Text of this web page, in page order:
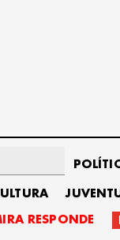
RESPONDE